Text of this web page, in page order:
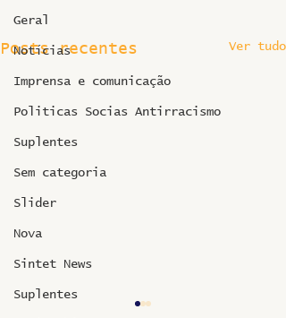
Geral
Notícias
Imprensa e comunicação
Politicas Socias Antirracismo
Suplentes
Sem categoria
Slider
Nova
Sintet News
Suplentes
Posts recentes Ver tudo